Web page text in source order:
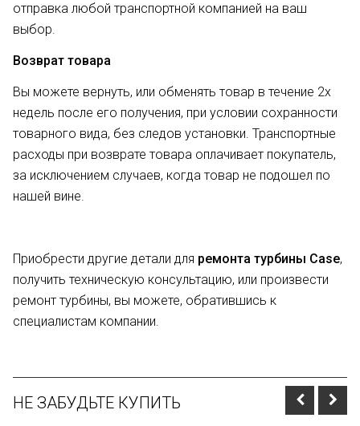
отправка любой транспортной компанией на ваш
выбор.
Возврат товара
Вы можете вернуть, или обменять товар в течение 2х
недель после его получения, при условии сохранности
товарного вида, без следов установки. Транспортные
расходы при возврате товара оплачивает покупатель,
за исключением случаев, когда товар не подошел по
нашей вине.
Приобрести другие детали для ремонта турбины Case,
получить техническую консультацию, или произвести
ремонт турбины, вы можете, обратившись к
специалистам компании.
НЕ ЗАБУДЬТЕ КУПИТЬ